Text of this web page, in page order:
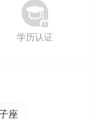


学历认证
座